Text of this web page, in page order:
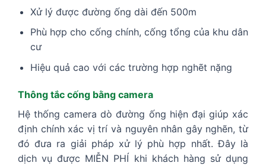
Xử lý được đường ống dài đến 500m
Phù hợp cho cống chính, cống tổng của khu dân
cư
Hiệu quả cao với các trường hợp nghẽt nặng
Thông tắc cống bằng camera
Hệ thống camera dò đường ống hiện đại giúp xác
định chính xác vị trí và nguyên nhân gây nghẽn, từ
đó đưa ra giải pháp xử lý phù hợp nhất. Đây là
dịch vụ được MIỄN PHÍ khi khách hàng sử dụng